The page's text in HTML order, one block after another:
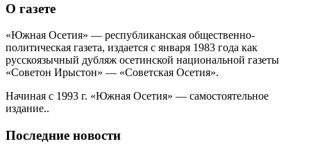
О газете
«Южная Осетия» — республиканская общественно-
политическая газета, издается с января 1983 года как
русскоязычный дубляж осетинской национальной газеты
«Советон Ирыстон» — «Советская Осетия».
Начиная с 1993 г. «Южная Осетия» — самостоятельное
издание..
Последние новости